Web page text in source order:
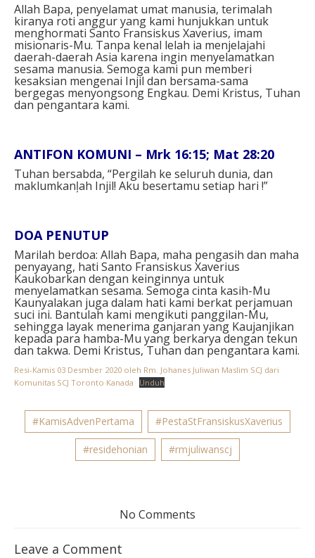
Allah Bapa, penyelamat umat manusia, terimalah
kiranya roti anggur yang kami hunjukkan untuk
menghormati Santo Fransiskus Xaverius, imam
misionaris-Mu. Tanpa kenal lelah ia menjelajahi
daerah-daerah Asia karena ingin menyelamatkan
sesama manusia. Semoga kami pun memberi
kesaksian mengenai Injil dan bersama-sama
bergegas menyongsong Engkau. Demi Kristus, Tuhan
dan pengantara kami.
ANTIFON KOMUNI – Mrk 16:15; Mat 28:20
Tuhan bersabda, “Pergilah ke seluruh dunia, dan
maklumkanļah Injil! Aku besertamu setiap hari !”
DOA PENUTUP
Marilah berdoa: Allah Bapa, maha pengasih dan maha
penyayang, hati Santo Fransiskus Xaverius
Kaukobarkan dengan keinginnya untuk
menyelamatkan sesama. Semoga cinta kasih-Mu
Kaunyalakan juga dalam hati kami berkat perjamuan
suci ini. Bantulah kami mengikuti panggilan-Mu,
sehingga layak menerima ganjaran yang Kaujanjikan
kepada para hamba-Mu yang berkarya dengan tekun
dan takwa. Demi Kristus, Tuhan dan pengantara kami.
Resi-Kamis 03 Desmber 2020 oleh Rm. Johanes Juliwan Maslim SCJ dari
Komunitas SCJ Toronto Kanada
Unduh
#KamisAdvenPertama #PestaStFransiskusXaverius
#residehonian #rmjuliwanscj
No Comments
Leave a Comment